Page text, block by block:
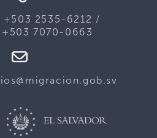
+503 2535-6212 /
+503 7070-0663